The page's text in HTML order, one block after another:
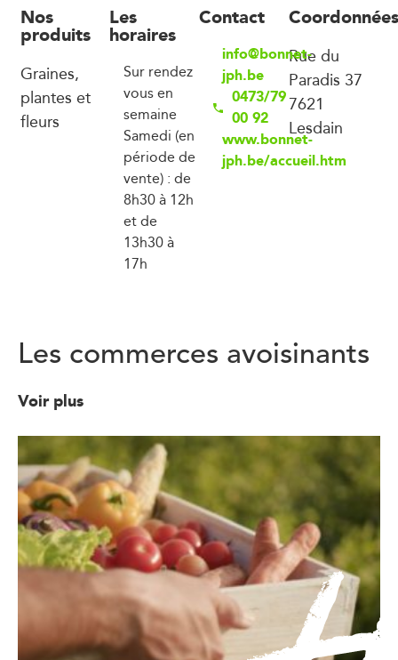
Nos
produits
Graines,
plantes et
fleurs
Les
horaires
Sur rendez
vous en
semaine
Samedi (en
période de
vente) : de
8h30 à 12h
et de
13h30 à
17h
Contact
info@bonnet-
jph.be
0473/79
00 92
www.bonnet-
jph.be/accueil.htm
Coordonnées
Rue du
Paradis 37
7621
Lesdain
Les commerces avoisinants
Voir plus